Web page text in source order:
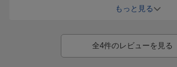
ただけでも収穫がありました。もっと見る
全4件のレビューを見る